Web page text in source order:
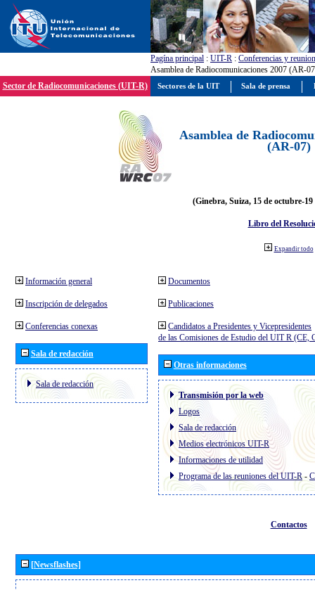
Pagína principal : UIT-R : Conferencias y
Asamblea de Radiocomunicaciones 2007 (AR-
Sector de Radiocomunicaciones (UIT-R)
Asamblea de
(AR-07)
(Ginebra, Suiza, 15 de octubre-19
Libro del
Expandir todo
Información general
Inscripción de delegados
Conferencias conexas
Sala de redacción
Sala de redacción
Documentos
Publicaciones
Candidatos a Presidentes y Vicepresidentes
de las Comisiones de Estudio del UIT R (CE,
Otras informaciones
Transmisión por la web
Logos
Sala de redacción
Medios electrónicos UIT-R
Informaciones de utilidad
Programa de las reuniones del UIT-R-
Contactos
[Newsflashes]
Sectores de la UIT Sala de prensa